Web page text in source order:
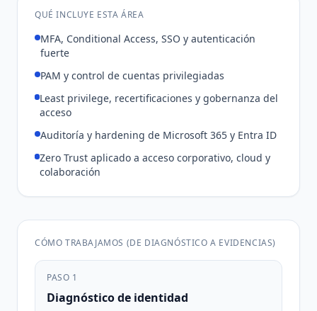
QUÉ INCLUYE ESTA ÁREA
MFA, Conditional Access, SSO y autenticación
fuerte
PAM y control de cuentas privilegiadas
Least privilege, recertificaciones y gobernanza del
acceso
Auditoría y hardening de Microsoft 365 y Entra ID
Zero Trust aplicado a acceso corporativo, cloud y
colaboración
CÓMO TRABAJAMOS (DE DIAGNÓSTICO A EVIDENCIAS)
PASO 1
Diagnóstico de identidad